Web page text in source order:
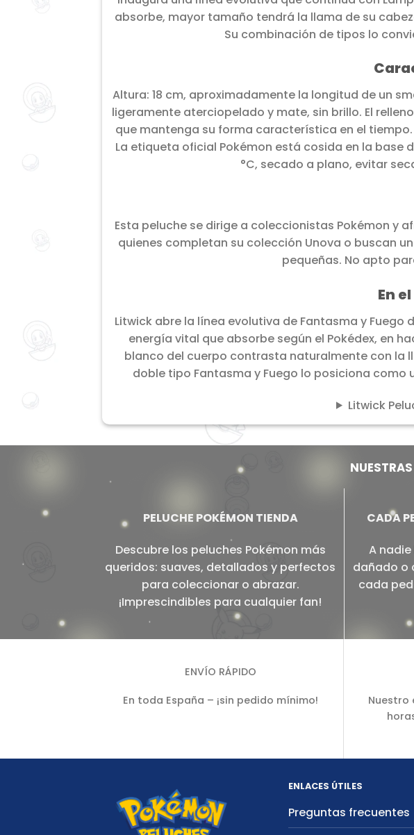
absorbe, mayor tamaño tendrá la llama de su
Su combinación de tipos lo
Altura: 18 cm, aproximadamente la longitud de un
ligeramente aterciopelado y mate, sin brillo. El
que mantenga su forma característica en el
La etiqueta oficial Pokémon está cosida en la base
°C, secado a plano, evitar
Esta peluche se dirige a coleccionistas Pokémon y
quienes completan su colección Unova o buscan
pequeñas. No apto
En
Litwick abre la línea evolutiva de Fantasma y
energía vital que absorbe según el Pokédex, en
blanco del cuerpo contrasta naturalmente con la
doble tipo Fantasma y Fuego lo posiciona como
Litwick
PELUCHE POKÉMON TIENDA
Descubre los peluches Pokémon más
queridos: suaves, detallados y perfectos
para coleccionar o abrazar.
¡Imprescindibles para cualquier fan!
CADA
A
dañado o
cada
ENVÍO RÁPIDO
En toda España – ¡sin pedido mínimo!
Nuestro
ENLACES ÚTILES
Preguntas frecuentes